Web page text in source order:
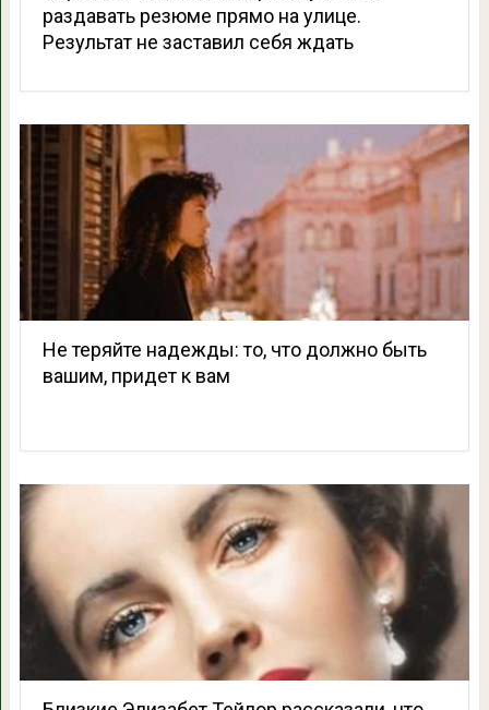
раздавать резюме прямо на улице.
Результат не заставил себя ждать
Не теряйте надежды: то, что должно быть
вашим, придет к вам